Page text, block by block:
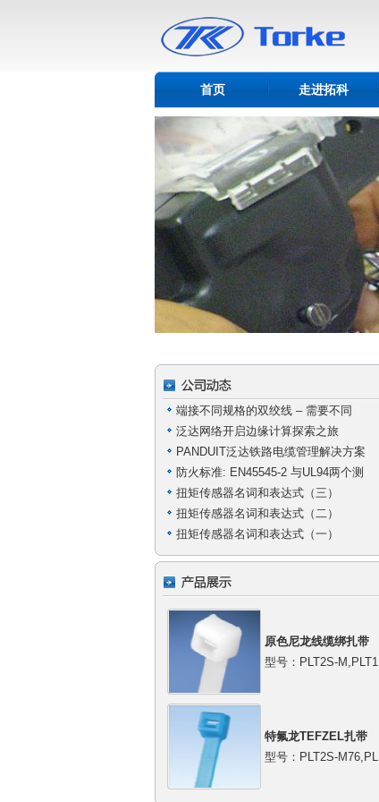
首页 走进拓科
端接不同规格的双绞线 – 需要不同
泛达网络开启边缘计算探索之旅
PANDUIT泛达铁路电缆管理解决方案
防火标准: EN45545-2 与UL94两个测
扭矩传感器名词和表达式（三）
扭矩传感器名词和表达式（二）
扭矩传感器名词和表达式（一）
原色尼龙线缆绑扎带
型号：PLT2S-M,PLT1
特氟龙TEFZEL扎带
型号：PLT2S-M76,PL